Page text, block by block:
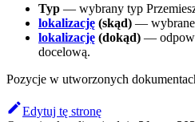
Typ — wybrany typ
lokalizację (skąd) — wybrane
lokalizację (dokąd) —
docelową.
Pozycje w utworzonych
Edytuj tę stronę